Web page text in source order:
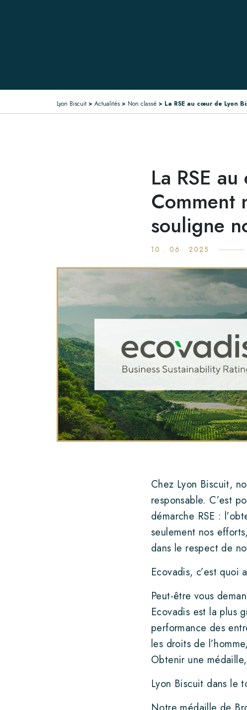
L’ENTREPRISE
NOS GAMMES
La Basquaise
Lyon biscuit
Sira
Premium
La Croquille
CONTACT PRESSE
POLITIQUE RSE
Lyon Biscuit > Actualités > Non classé > La RSE au cœur de Lyon
La RSE
Comment
souligne
10 . 06 . 2025
Chez Lyon Biscuit,
responsable. C’est
démarche RSE :
seulement nos
dans le respect de
Ecovadis, c’est quoi
Peut-être vous
Ecovadis est la plus
performance des
les droits de
Obtenir une
Lyon Biscuit dans le